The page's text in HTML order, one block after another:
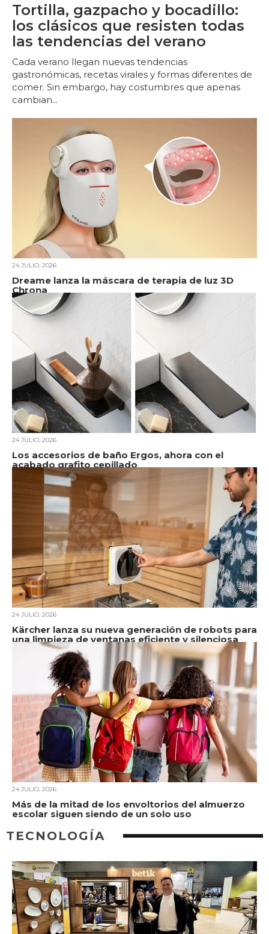
Tortilla, gazpacho y bocadillo:
los clásicos que resisten todas
las tendencias del verano
Cada verano llegan nuevas tendencias
gastronómicas, recetas virales y formas diferentes de
comer. Sin embargo, hay costumbres que apenas
cambian...
24 JULIO, 2026
Dreame lanza la máscara de terapia de luz 3D
Chrona
24 JULIO, 2026
Los accesorios de baño Ergos, ahora con el
acabado grafito cepillado
24 JULIO, 2026
Kärcher lanza su nueva generación de robots para
una limpieza de ventanas eficiente y silenciosa
24 JULIO, 2026
Más de la mitad de los envoltorios del almuerzo
escolar siguen siendo de un solo uso
TECNOLOGÍA